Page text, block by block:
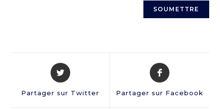
Partager sur Twitter Partager sur Facebook